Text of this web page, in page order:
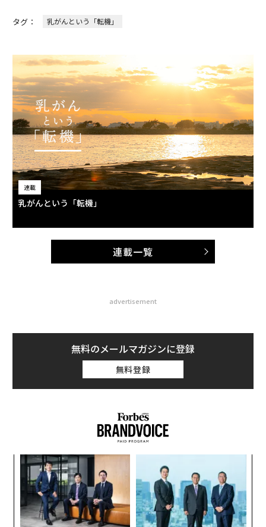
タグ： 乳がんという「転機」
連載
乳がんという「転機」
連載一覧
advertisement
無料のメールマガジンに登録
無料登録